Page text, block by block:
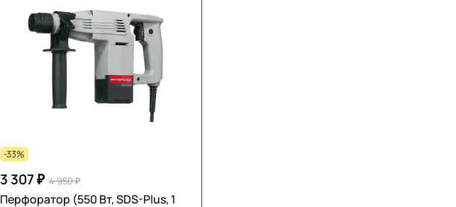
-33%
3 307 ₽ 4 950 ₽
Перфоратор (550 Вт, SDS-Plus, 1